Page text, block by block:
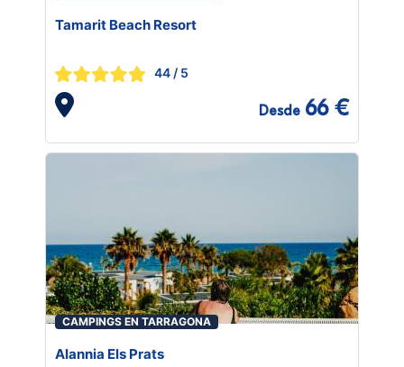
Tamarit Beach Resort
44 / 5
Desde 66 €
CAMPINGS EN TARRAGONA
Alannia Els Prats